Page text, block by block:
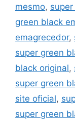
mesmo,
green black
emagrecedor,
super green
black original,
super green
site oficial,
super green